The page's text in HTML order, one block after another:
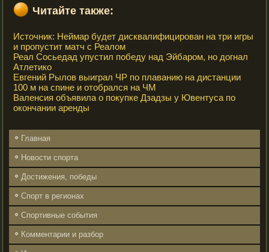
Читайте также:
Источник: Неймар будет дисквалифицирован на три игры
и пропустит матч с Реалом
Реал Сосьедад упустил победу над Эйбаром, но догнал
Атлетико
Евгений Рылов выиграл ЧР по плаванию на дистанции
100 м на спине и отобрался на ЧМ
Валенсия объявила о покупке Дзадзы у Ювентуса по
окончании аренды
Главная
Новости спорта
Достижения, победы
Спорт в регионах
Спортивные события
Комментарии и разбор